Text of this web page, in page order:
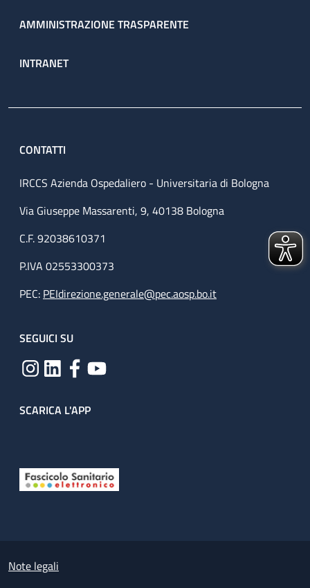
AMMINISTRAZIONE TRASPARENTE
INTRANET
CONTATTI
IRCCS Azienda Ospedaliero - Universitaria di Bologna
Via Giuseppe Massarenti, 9, 40138 Bologna
C.F. 92038610371
P.IVA 02553300373
PEC: PEIdirezione.generale@pec.aosp.bo.it
SEGUICI SU
SCARICA L'APP
Small prints
Note legali